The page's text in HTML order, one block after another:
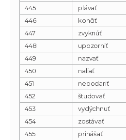
445
plávať
446
končiť
447
zvyknúť
448
upozorniť
449
nazvať
450
naliať
451
nepodariť
452
študovať
453
vydýchnuť
454
zostávať
455
prinášať